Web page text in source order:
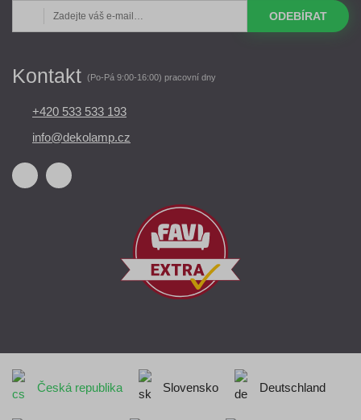
ODEBÍRAT
Kontakt (Po-Pá 9:00-16:00) pracovní dny
+420 533 533 193
info@dekolamp.cz
Česká republika Slovensko Deutschland